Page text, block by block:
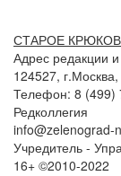
СТАРОЕ
Адрес редакции
124527,
Телефон: 8 (499)
Редколлегия
info@zelenograd-
Учредитель -
16+ ©2010-2022